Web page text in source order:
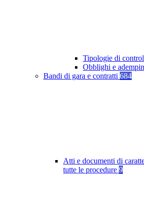
Tipologie di
Obblighi e
Bandi di gara e contratti 684
Atti e documenti di
tutte le procedure 9